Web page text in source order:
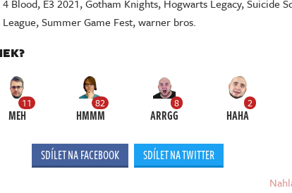
4 Blood, E3 2021,Gotham Knights, Hogwarts Legacy,Suicide
,Summer Game Fest,warner bros.
11
MEH
82
HMMM
8
ARRGG
2
HAHA
SDÍLET NA FACEBOOK SDÍLET NA TWITTER